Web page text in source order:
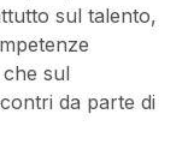
sul talento,
sul
da parte di